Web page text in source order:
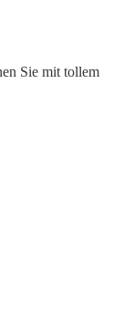
Sie mit tollem